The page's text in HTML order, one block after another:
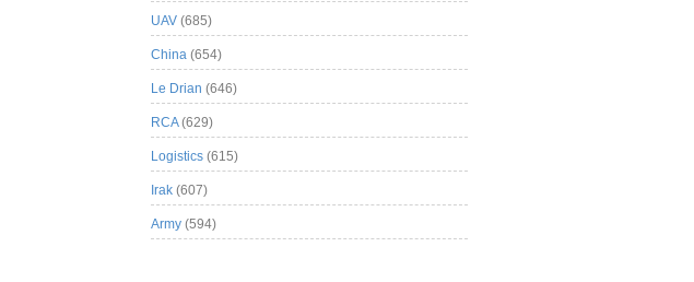
UAV (685)
China (654)
Le Drian (646)
RCA(629)
Logistics (615)
Irak (607)
Army (594)